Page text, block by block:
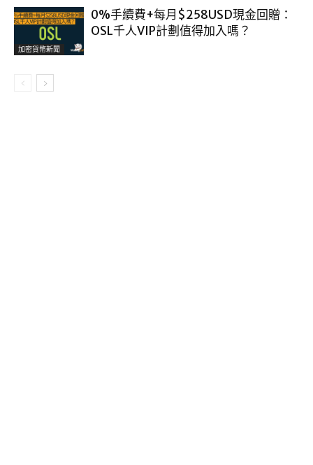
加密貨幣新聞
0%手續費+每月$258USD現金回贈：
OSL千人VIP計劃值得加入嗎？